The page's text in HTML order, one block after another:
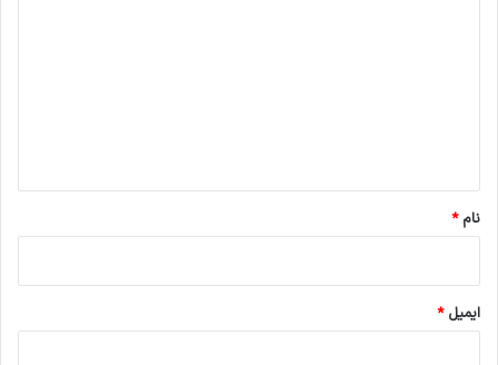
نام*
ایمیل*